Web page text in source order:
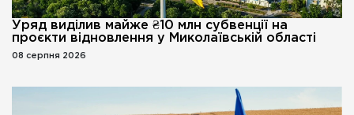
Уряд виділив майже ₴10 млн субвенції на
проєкти відновлення у Миколаївській області
08 серпня 2026